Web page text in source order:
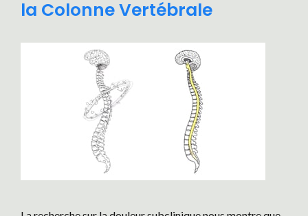
la Colonne Vertébrale